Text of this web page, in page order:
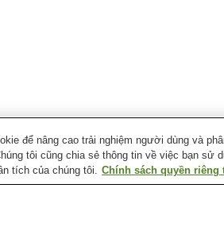
tại Thành phố Akashi
để nâng cao trải nghiệm người dùng và
tôi cũng chia sẻ thông tin về việc bạn sử
tích của chúng tôi. Chính sách quyền riêng